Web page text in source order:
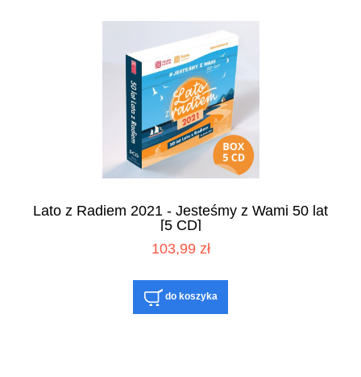
Lato z Radiem 2021 - Jesteśmy z Wami 50 lat
[5 CD]
103,99 zł
do koszyka